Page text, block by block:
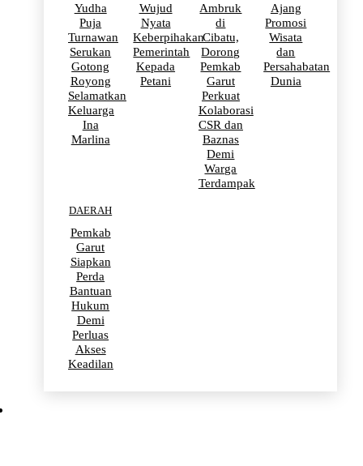
Yudha
Puja
Turnawan
Serukan
Gotong
Royong
Selamatkan
Keluarga
Ina
Marlina
Wujud
Nyata
Keberpihakan
Pemerintah
Kepada
Petani
Ambruk
di
Cibatu,
Dorong
Pemkab
Garut
Perkuat
Kolaborasi
CSR dan
Baznas
Demi
Warga
Terdampak
Ajang
Promosi
Wisata
dan
Persahabatan
Dunia
DAERAH
Pemkab
Garut
Siapkan
Perda
Bantuan
Hukum
Demi
Perluas
Akses
Keadilan